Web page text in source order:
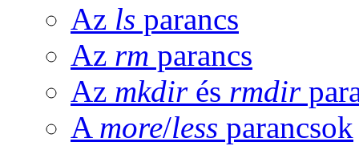
Az ls parancs
Az rm parancs
Az mkdirés rmdir
A more/less parancsok